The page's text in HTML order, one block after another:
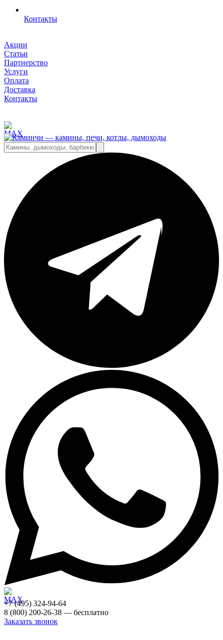
Контакты
Акции
Статьи
Партнерство
Услуги
Оплата
Доставка
Контакты
+7 (495) 324-94-64
8 (800) 200-26-38 — бесплатно
Заказать звонок